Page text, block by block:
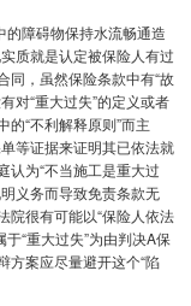
的障碍物保持水流畅通造
质就是认定被保险人有过
同，虽然保险条款中有“故
对“重大过失”的定义或者
“不利解释原则”而主
等证据来证明其已依法就
认为“不当施工是重大过
义务而导致免责条款无
院很有可能以“保险人依法
“重大过失”为由判决A保
方案应尽量避开这个“陷